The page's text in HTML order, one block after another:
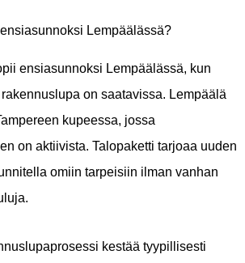
Lempäälässä?
ensiasunnoksi Lempäälässä, kun
on saatavissa. Lempäälä
kupeessa, jossa
on aktiivista. Talopaketti tarjoaa uuden
omiin tarpeisiin ilman vanhan
kestää tyypillisesti